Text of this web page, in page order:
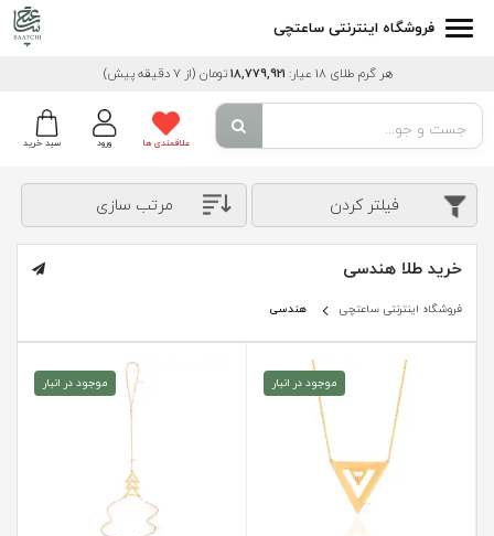
فروشگاه اینترنتی ساعتچی
هر گرم طلای 18 عیار: 18,779,921 تومان (از 7 دقیقه پیش)
سبد خرید ورود علاقمندی ها
فیلتر کردن مرتب سازی
خرید طلا هندسی
فروشگاه اینترنتی ساعتچی هندسی
موجود در انبار موجود در انبار